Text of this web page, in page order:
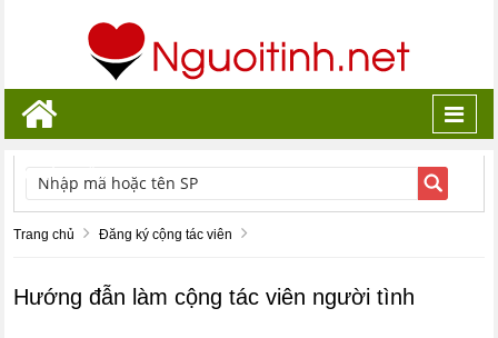
TÌM KIẾM
Trang chủ Đăng ký cộng tác viên
Hướng đẫn làm cộng tác viên người tình